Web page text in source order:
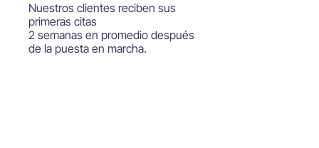
Nuestros clientes reciben sus
primeras citas
2 semanas en promedio después
de la puesta en marcha.